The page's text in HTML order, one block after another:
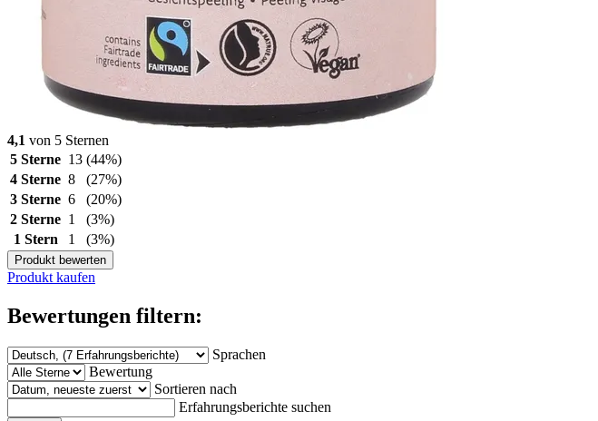
4,1 von 5 Sternen
5 Sterne 13 (44%)
4 Sterne 8
(27%)
3 Sterne 6
(20%)
2 Sterne 1
(3%)
1 Stern
1 (3%)
Produkt bewerten
Produkt kaufen
Bewertungen filtern:
Sprachen
Bewertung
Sortieren nach
Erfahrungsberichte suchen